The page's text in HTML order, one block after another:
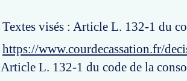
Textes visés : Article L. 132-1 du
https://www.courdecassation.fr/
Article L. 132-1 du code de la